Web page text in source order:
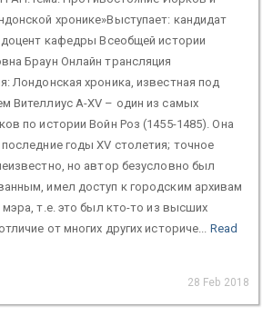
хронике»Выступает: кандидат
доцент кафедры Всеобщей истории
Браун Онлайн трансляция
Лондонская хроника, известная под
Вителлиус А-XV – один из самых
по истории Войн Роз (1455-1485). Она
годы XV столетия; точное
но автор безусловно был
имел доступ к городским архивам
т.е. это был кто-то из высших
от многих других историче... Read
28 Feb 2018